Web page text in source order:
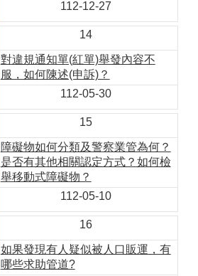
112-12-27
14
對違規通知單(紅單)舉發內容不
服，如何陳述(申訴)？
112-05-30
15
障礙物如何分類及警察業管為何？
是否有其他相關認定方式？如何檢
舉移動式障礙物？
112-05-10
16
如果發現有人疑似被人口販運，有
哪些求助管道?